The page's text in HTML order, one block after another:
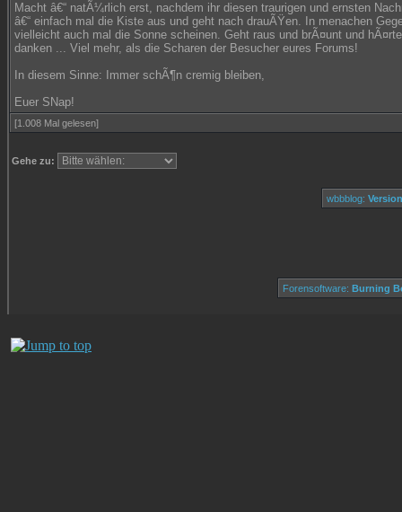
Macht â€“ natÃ¼rlich erst, nachdem ihr diesen traurigen und ernsten
â€“ einfach mal die Kiste aus und geht nach drauÃŸen. In menachen
vielleicht auch mal die Sonne scheinen. Geht raus und brÃ¤unt und
danken ... Viel mehr, als die Scharen der Besucher eures Forums!
In diesem Sinne: Immer schÃ¶n cremig bleiben,
Euer SNap!
[1.008 Mal gelesen]
Gehe zu:
wbbblog:
Forensoftware: Burning